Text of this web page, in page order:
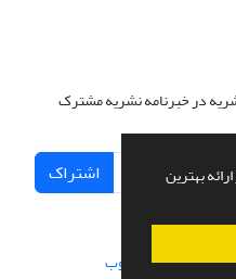
بهترین
در خبرنامه نشریه مشترک
اشتراک
سازی از سیناوب